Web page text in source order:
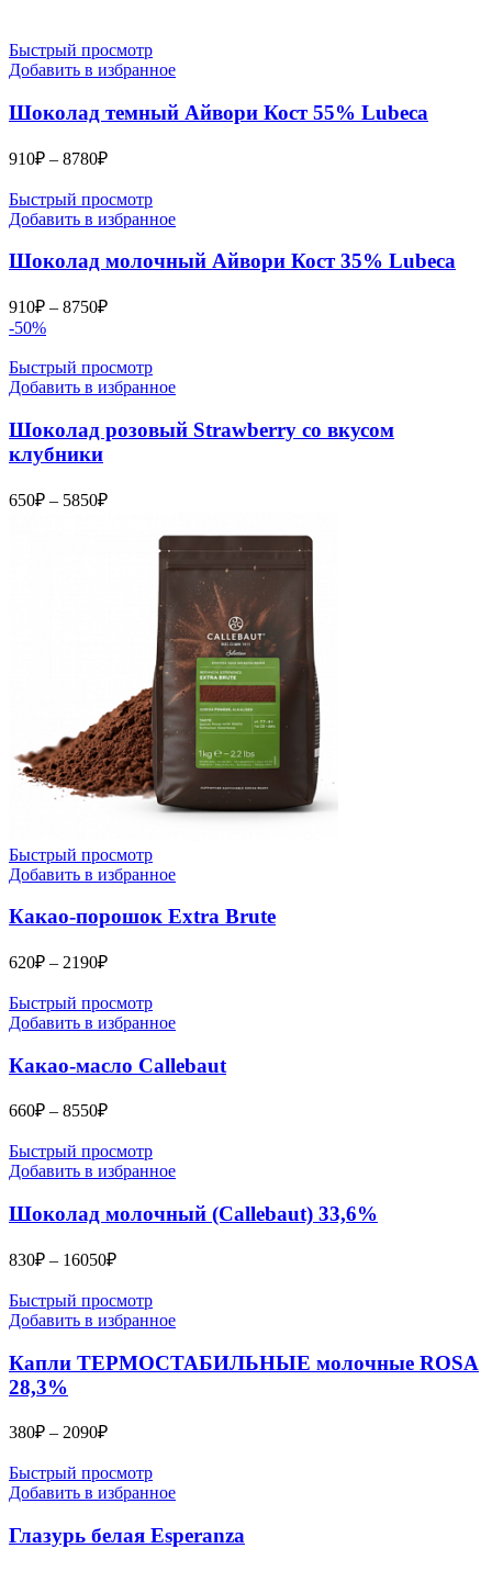
Быстрый просмотр
Добавить в избранное
Шоколад темный Айвори Кост 55% Lubeca
910₽ – 8780₽Диапазон
910₽
–
Быстрый просмотр
Добавить в избранное
Шоколад молочный Айвори Кост 35% Lubeca
910₽ – 8750₽Диапазон
–
8750₽
-50%
Быстрый просмотр
Добавить в избранное
Шоколад розовый Strawberry со вкусом
клубники
650₽ – 5850₽Диапазон
Быстрый просмотр
Добавить в избранное
Какао-порошок Extra Brute
620₽ – 2190₽Диапазон
620₽
–
Быстрый просмотр
Добавить в избранное
Какао-масло Callebaut
660₽ – 8550₽Диапазон
660₽
–
Быстрый просмотр
Добавить в избранное
Шоколад молочный (Callebaut) 33,6%
830₽ – 16050₽Диапазон
830₽
–
Быстрый просмотр
Добавить в избранное
Капли ТЕРМОСТАБИЛЬНЫЕ молочные ROSA
28,3%
380₽ – 2090₽Диапазон
380₽
–
Быстрый просмотр
Добавить в избранное
Глазурь белая Esperanza